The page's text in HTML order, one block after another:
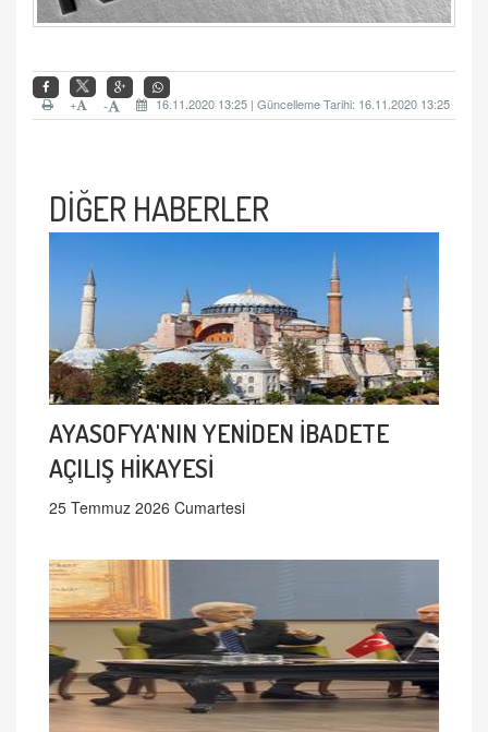
16.11.2020 13:25 | Güncelleme Tarihi: 16.11.2020 13:25
-
+
DİĞER HABERLER
AYASOFYA'NIN YENİDEN İBADETE
AÇILIŞ HİKAYESİ
25 Temmuz 2026 Cumartesi